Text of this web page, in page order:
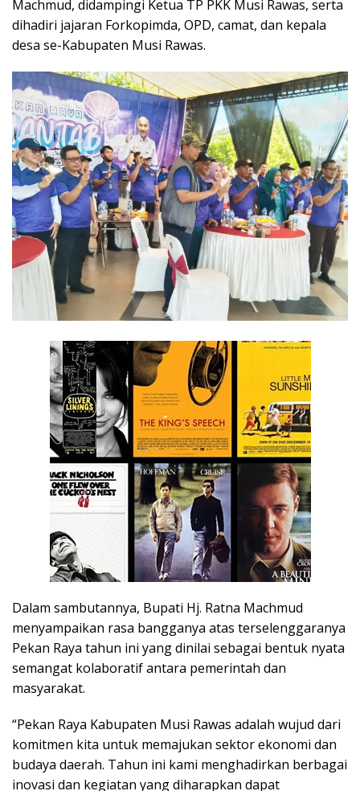
Machmud, didampingi Ketua TP PKK Musi Rawas, serta
dihadiri jajaran Forkopimda, OPD, camat, dan kepala
desa se-Kabupaten Musi Rawas.
Dalam sambutannya, Bupati Hj. Ratna Machmud
menyampaikan rasa bangganya atas terselenggaranya
Pekan Raya tahun ini yang dinilai sebagai bentuk nyata
semangat kolaboratif antara pemerintah dan
masyarakat.
“Pekan Raya Kabupaten Musi Rawas adalah wujud dari
komitmen kita untuk memajukan sektor ekonomi dan
budaya daerah. Tahun ini kami menghadirkan berbagai
inovasi dan kegiatan yang diharapkan dapat